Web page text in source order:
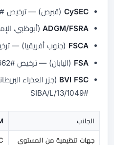
CySEC (قبرص) — ترخيص #347/17
ADGM/FSRA(أبوظبي،
FSCA (جنوب أفريقيا) — ترخيص
FSA (اليابان) — ترخيص #1662
BVI FSC (جزر العذراء
#SIBA/L/13/1049
الجانب
جهات تنظيمية من المستوى